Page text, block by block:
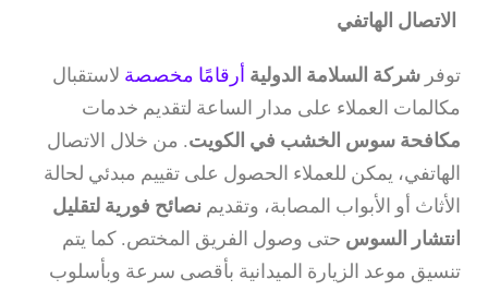
الاتصال الهاتفي
توفر شركة السلامة الدولية أرقامًا مخصصة لاستقبال
مكالمات العملاء على مدار الساعة لتقديم خدمات
مكافحة سوس الخشب في الكويت. من خلال الاتصال
الهاتفي، يمكن للعملاء الحصول على تقييم مبدئي لحالة
الأثاث أو الأبواب المصابة، وتقديم نصائح فورية لتقليل
انتشار السوس حتى وصول الفريق المختص. كما يتم
تنسيق موعد الزيارة الميدانية بأقصى سرعة وبأسلوب